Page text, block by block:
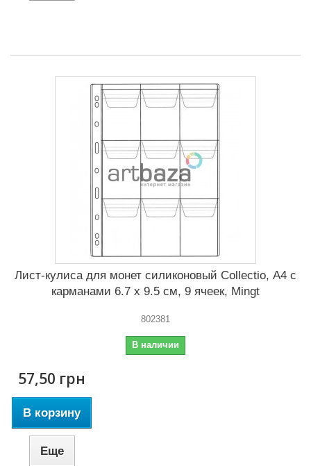
Лист-кулиса для монет силиконовый Сollectio, А4 с
карманами 6.7 x 9.5 см, 9 ячеек, Mingt
802381
В наличии
57,50 грн
В корзину
Еще